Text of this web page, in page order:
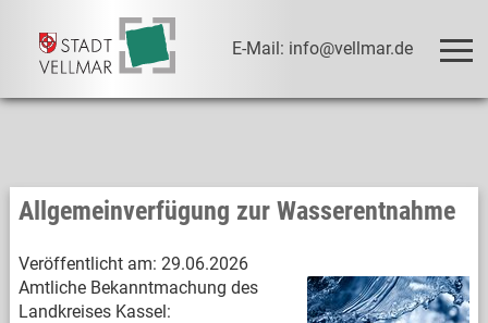
E-Mail: info@vellmar.de
Allgemeinverfügung zur Wasserentnahme
Veröffentlicht am: 29.06.2026
Amtliche Bekanntmachung des
Landkreises Kassel: